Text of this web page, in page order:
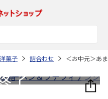
洋菓子 詰合わせ ＜お中元＞あ